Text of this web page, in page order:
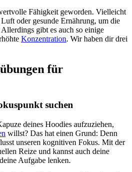
Fähigkeit geworden. Vielleicht
oder gesunde Ernährung, um die
gibt es auch so einige
Konzentration. Wir haben dir drei
für
suchen
deines Hoodies aufzuziehen,
willst? Das hat einen Grund: Denn
unseren kognitiven Fokus. Mit der
Reize und kannst auch deine
Aufgabe lenken.